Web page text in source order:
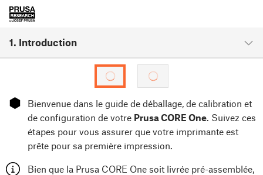
1. Introduction
⬢
Bienvenue dans le guide de déballage, de calibration et
de configuration de votre Prusa CORE One. Suivez ces
étapes pour vous assurer que votre imprimante est
prête pour sa première impression.
Bien que la Prusa CORE One soit livrée pré-assemblée,